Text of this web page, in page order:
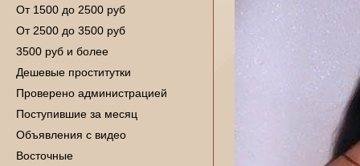
От 1500 до 2500 руб
От 2500 до 3500 руб
3500 руб и более
Дешевые проститутки
Проверено администрацией
Поступившие за месяц
Объявления с видео
Восточные